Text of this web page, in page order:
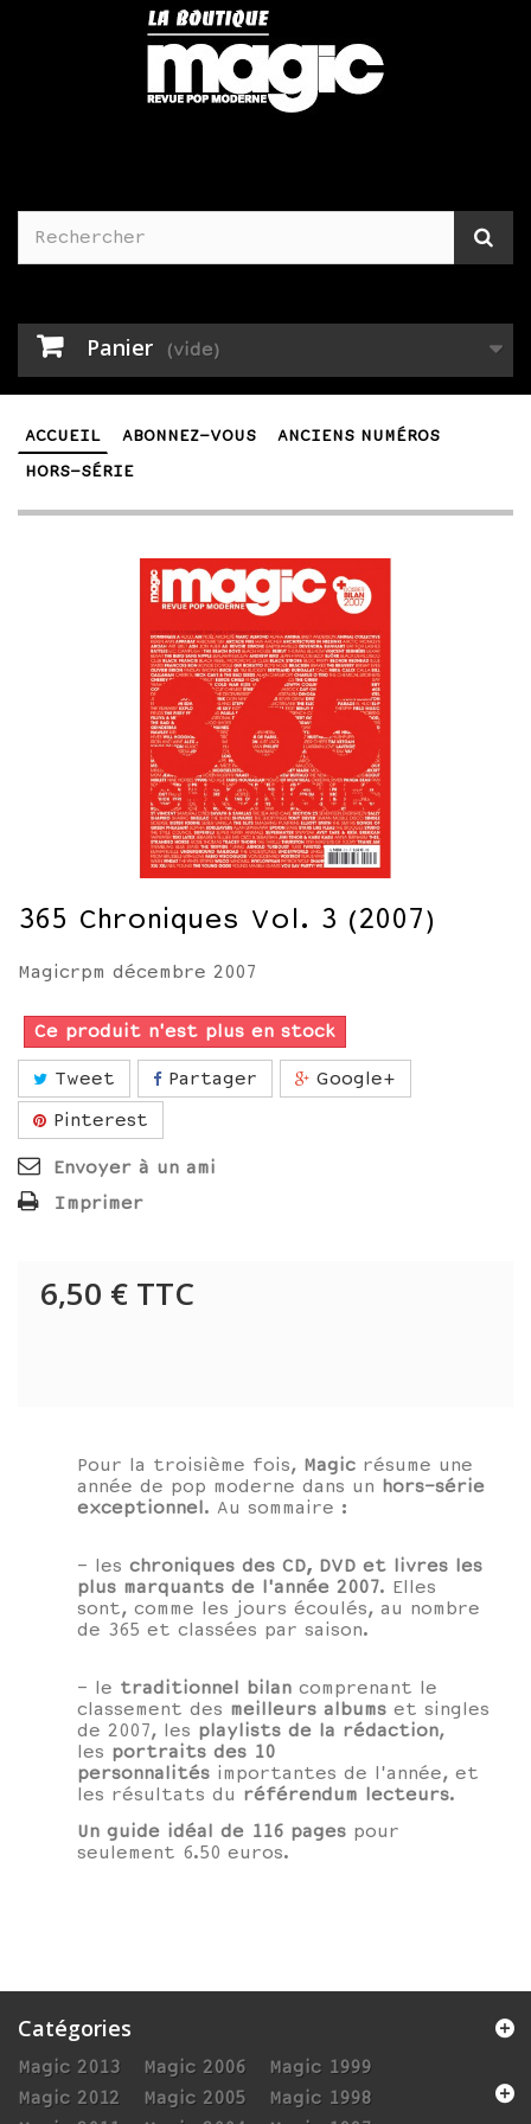
Panier (vide)
ACCUEIL ABONNEZ-VOUS
ANCIENS NUMÉROS
HORS-SÉRIE
365 Chroniques Vol. 3 (2007)
Magicrpm décembre 2007
Ce produit n'est plus en stock
Tweet Partager
Google+
Pinterest
Envoyer à un ami
Imprimer
6,50 € TTC
Pour la troisième fois, Magic résume une
année de pop moderne dans un hors-série
exceptionnel. Au sommaire :
- les chroniques des CD, DVD et livres les
plus marquants de l'année 2007. Elles
sont, comme les jours écoulés, au nombre
de 365 et classées par saison.
- le traditionnel bilan comprenant le
classement des meilleurs albums et singles
de 2007, les playlists de la rédaction,
les portraits des 10
personnalités importantes de l'année, et
les résultats du référendum lecteurs.
Un guide idéal de 116 pages pour
seulement 6.50 euros.
Catégories
Magic 2013
Magic 2012
Magic 2006
Magic 2005
Magic 1999
Magic 1998